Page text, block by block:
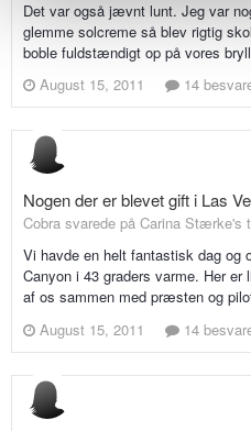
Det var også jævnt lunt. Jeg var
glemme solcreme så blev rigtig
boble fuldstændigt op på vores
August 15, 2011
14
Nogen der er blevet gift i Las
Cobra svarede på Carina Stærke's
Vi havde en helt fantastisk dag og
Canyon i 43 graders varme. Her
af os sammen med præsten og
August 15, 2011
14